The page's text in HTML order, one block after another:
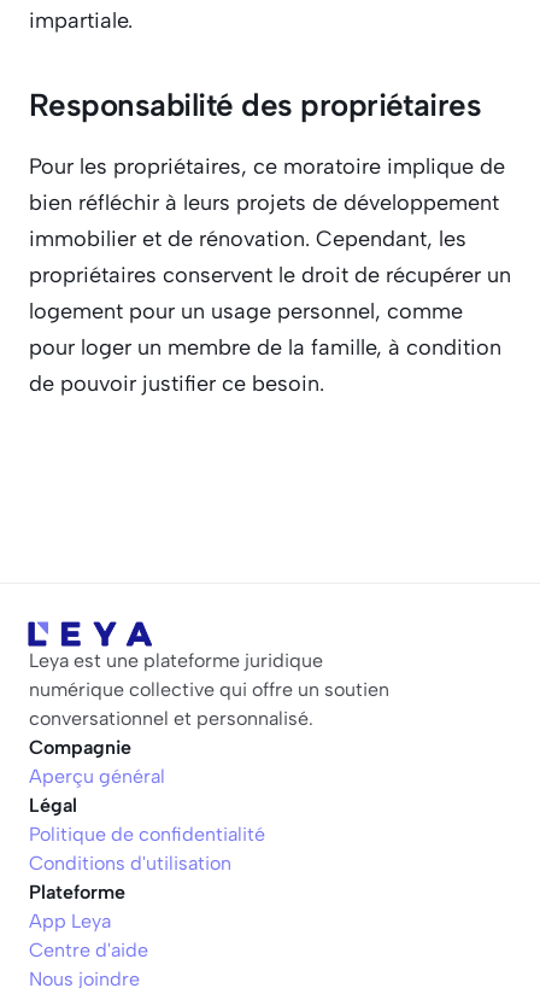
impartiale.
Responsabilité des propriétaires
Pour les propriétaires, ce moratoire implique de
bien réfléchir à leurs projets de développement
immobilier et de rénovation. Cependant, les
propriétaires conservent le droit de récupérer un
logement pour un usage personnel, comme
pour loger un membre de la famille, à condition
de pouvoir justifier ce besoin.
Leya est une plateforme juridique
numérique collective qui offre un soutien
conversationnel et personnalisé.
Compagnie
Aperçu général
Légal
Politique de confidentialité
Conditions d'utilisation
Plateforme
App Leya
Centre d'aide
Nous joindre